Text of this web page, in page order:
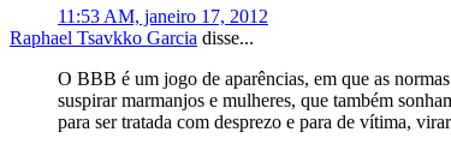
11:53 AM, janeiro 17, 2012
Raphael Tsavkko Garcia disse...
O BBB é um jogo de aparências, em que as
suspirar marmanjos e mulheres, que também
para ser tratada com desprezo e para de vítima,